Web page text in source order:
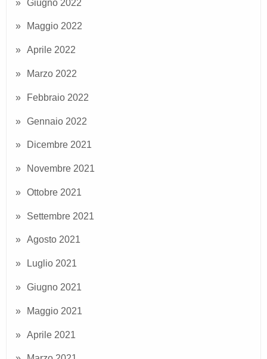
Giugno 2022
Maggio 2022
Aprile 2022
Marzo 2022
Febbraio 2022
Gennaio 2022
Dicembre 2021
Novembre 2021
Ottobre 2021
Settembre 2021
Agosto 2021
Luglio 2021
Giugno 2021
Maggio 2021
Aprile 2021